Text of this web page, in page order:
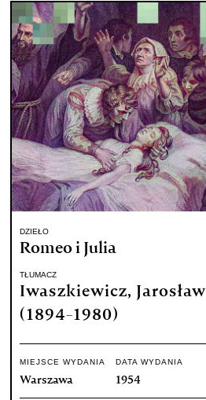
DZIEŁO
Romeo i Julia
TŁUMACZ
Iwaszkiewicz, Jarosław
(1894-1980)
MIEJSCE WYDANIA
Warszawa
DATA WYDANIA
1954